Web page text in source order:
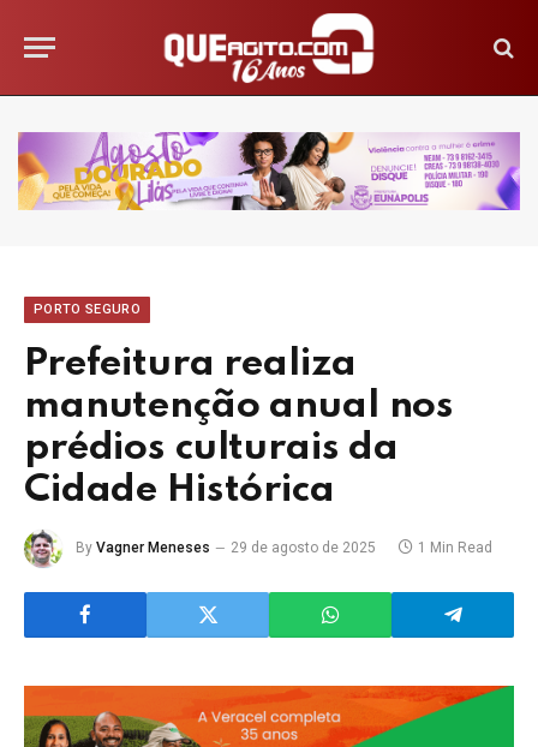
PORTO SEGURO
Prefeitura realiza
manutenção anual nos
prédios culturais da
Cidade Histórica
By Vagner Meneses 29 de agosto de 2025 1 Min Read